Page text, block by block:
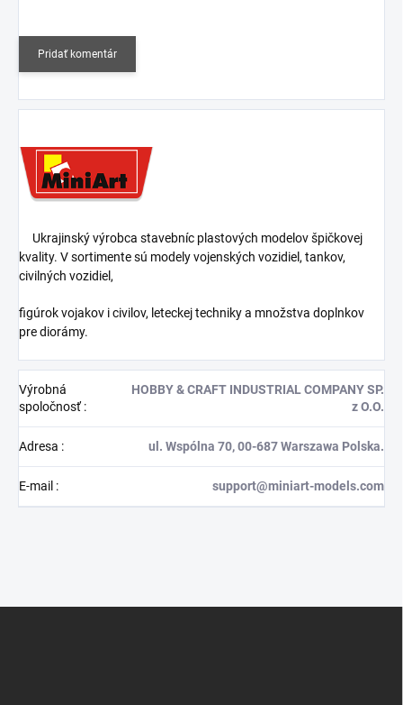
Pridať komentár
Ukrajinský výrobca stavebníc plastových modelov špičkovej
kvality. V sortimente sú modely vojenských vozidiel, tankov,
civilných vozidiel,
figúrok vojakov i civilov, leteckej techniky a množstva doplnkov
pre diorámy.
Výrobná
spoločnosť:
HOBBY & CRAFT INDUSTRIAL COMPANY SP.
z O.O.
Adresa : ul. Wspólna 70, 00-687 Warszawa Polska.
E-mail : support@miniart-models.com